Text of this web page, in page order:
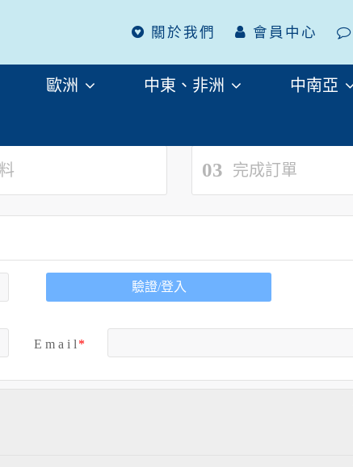
關於我們 會員中心
歐洲 中東、非洲
中南亞
03 完成訂單
驗證/登入
E m a i l